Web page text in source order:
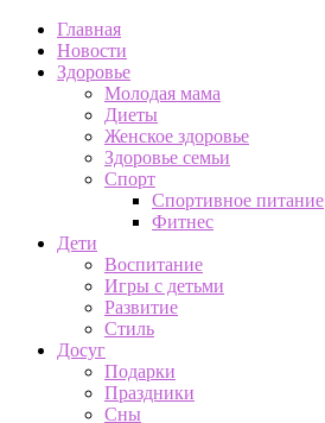
Главная
Новости
Здоровье
Молодая мама
Диеты
Женское здоровье
Здоровье семьи
Спорт
Спортивное питание
Фитнес
Дети
Воспитание
Игры с детьми
Развитие
Стиль
Досуг
Подарки
Праздники
Сны